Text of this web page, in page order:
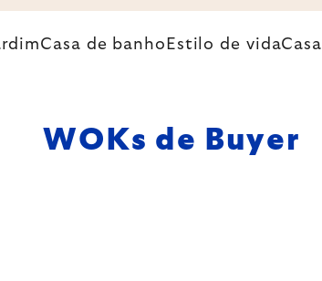
Casa de banho Estilo de vidaCasa
WOKs de Buyer